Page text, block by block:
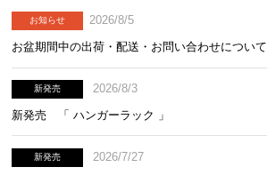
お知らせ
2026/8/5
お盆期間中の出荷・配送・お問い合わせについて
新発売
2026/8/3
新発売 「 ハンガーラック 」
新発売
2026/7/27